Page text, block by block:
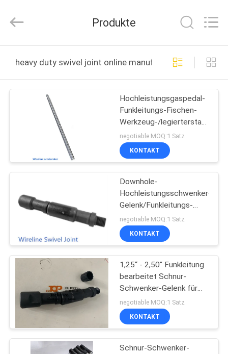
PRODUKTE
FABRIK-
QUALITÄTSKONTROLLE
TRETEN
MIT
UNS
VERBINDUNG
Co.,Ltd,.
Produkte
heavy duty swivel joint online manufacture
Hochleistungsgaspedal-
Funkleitungs-Fischen-
Werkzeug-/legierterstahl-
Funkleitungs-
grundlegende
Werkzeuge
negotiable MOQ:1 Satz
KONTAKT
Downhole-
Hochleistungsschwenker-
Gelenk/Funkleitungs-
Schwenker-Gelenk UNO-
Faden-Verbindung
negotiable MOQ:1 Satz
KONTAKT
1,25“ - 2,50" Funkleitung
bearbeitet Schnur-
Schwenker-Gelenk für
Ölfeld-Operation
negotiable MOQ:1 Satz
KONTAKT
Schnur-Schwenker-